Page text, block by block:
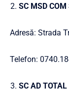
SC MSD COM
Adresă: Strada
Telefon:
SC AD TOTAL